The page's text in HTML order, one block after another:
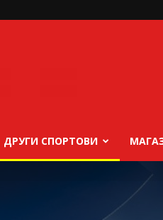
ДРУГИ СПОРТОВИ